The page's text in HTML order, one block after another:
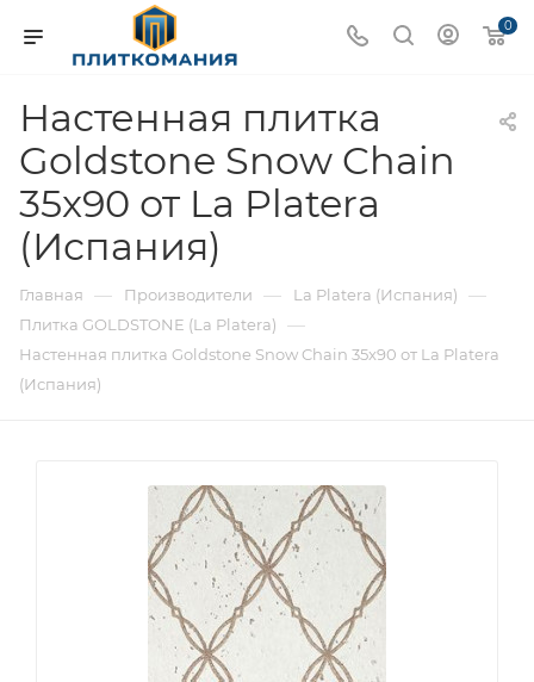
0
Настенная плитка
Goldstone Snow Chain
35x90 от La Platera
(Испания)
Главная — Производители — La Platera (Испания) —
Плитка GOLDSTONE (La Platera) —
Настенная плитка Goldstone Snow Chain 35x90 от La Platera
(Испания)